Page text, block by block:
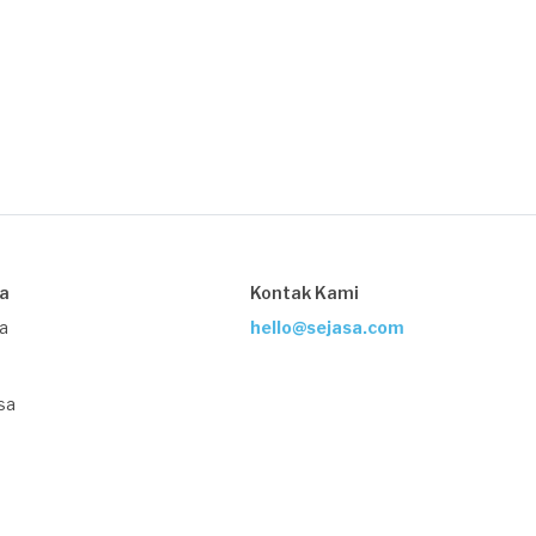
Kontak Kami
hello@sejasa.com